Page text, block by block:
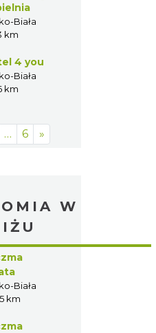
Biała
km
4 you
Biała
km
… 6 »
W
Biała
km